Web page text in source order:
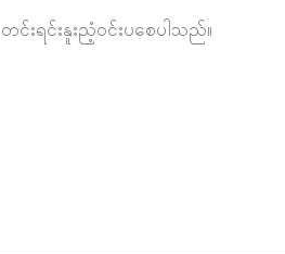
င်းနူးညံ့ဝင်းပစေပါသည်။